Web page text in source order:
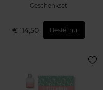
Geschenkset
€ 114,50 Bestel nu!